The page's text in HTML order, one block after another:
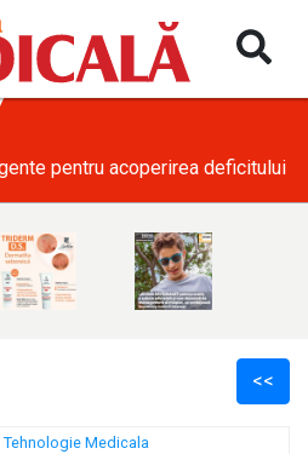
pentru acoperirea deficitului
<<
Tehnologie Medicala